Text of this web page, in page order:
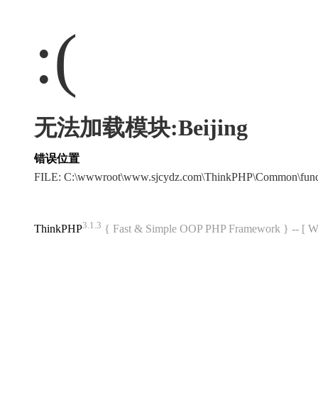
:(
无法加载模块:Beijing
错误位置
FILE:
ThinkPHP3.1.3 { Fast & Simple OOP PHP Framework } -- [